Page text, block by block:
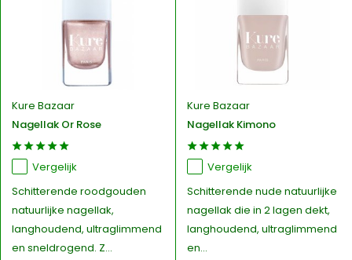
Kure Bazaar
Nagellak Or Rose
Vergelijk
Schitterende roodgouden
natuurlijke nagellak,
langhoudend, ultraglimmend
en sneldrogend. Z...
Kure Bazaar
Nagellak Kimono
Vergelijk
Schitterende nude natuurlijke
nagellak die in 2 lagen dekt,
langhoudend, ultraglimmend
en...